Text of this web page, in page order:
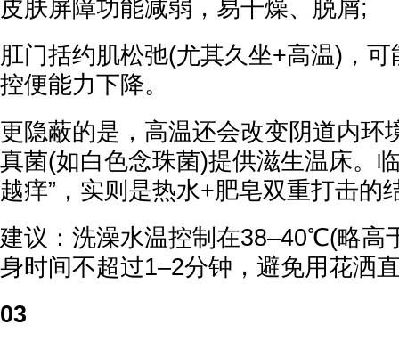
皮肤屏障功能减弱，易干燥、脱屑;
肛门括约肌松弛(尤其久坐+高温)，
控便能力下降。
更隐蔽的是，高温还会改变阴道内环
真菌(如白色念珠菌)提供滋生温床。
越痒”，实则是热水+肥皂双重打击的
建议：洗澡水温控制在38–40℃(略高
身时间不超过1–2分钟，避免用花洒
03